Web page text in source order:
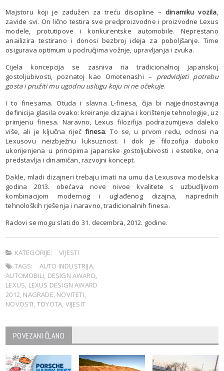
Majstoru koji je zadužen za treću discipline – dinamiku vozila,
zavide svi. On lično testira sve predproizvodne i proizvodne Lexus
modele, protutipove i konkurentske automobile. Neprestano
anailizira testirano i donosi bezbroj ideja za poboljšanje. Time
osigurava optimum u područjima vožnje, upravljanja i zvuka.
Cijela koncepcija se zasniva na tradicionalnoj japanskoj
gostoljubivosti, poznatoj kao Omotenashi – predvidjeti potrebu
gosta i pružiti mu ugodnu uslugu koju ni ne očekuje.
I to finesama. Otuda i slavna L-finesa, čija bi najjednostavnija
definicija glasila ovako: kreiranje dizajna i korištenje tehnologije, uz
primjenu finesa. Naravno, Lexus filozifija podrazumijeva daleko
više, ali je ključna riječfinesa. To se, u prvom redu, odnosi na
Lexusovu neizbježnu luksuznost. I dok je filozofija duboko
ukorijenjena u principima japanske gostoljubivosti i estetike, ona
predstavlja i dinamičan, razvojni koncept.
Dakle, mladi dizajneri trebaju imati na umu da Lexusova modelska
godina 2013. obećava nove nivoe kvalitete s uzbudljivom
kombinacijom modernog i uglađenog dizajna, naprednih
tehnoloških rješenja i naravno, tradicionalnih finesa.
Radovi se mogu slati do 31. decembra, 2012. godine.
KATEGORIJE:
VIJESTI
TAGS:
AUTO INDUSTRIJA,
AUTOMOBILI, DESIGN AWARD,
LEXUS, LEXUS DESIGN AWARD
2012, NAGRADE, NOVITETI,
NOVOSTI,TOYOTA, VIJESIT
POVEZANI ČLANCI